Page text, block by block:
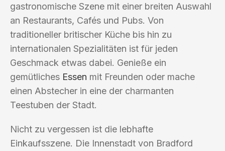
gastronomische Szene mit einer breiten Auswahl
an Restaurants, Cafés und Pubs. Von
traditioneller britischer Küche bis hin zu
internationalen Spezialitäten ist für jeden
Geschmack etwas dabei. Genieße ein
gemütliches Essen mit Freunden oder mache
einen Abstecher in eine der charmanten
Teestuben der Stadt.
Nicht zu vergessen ist die lebhafte
Einkaufsszene. Die Innenstadt von Bradford